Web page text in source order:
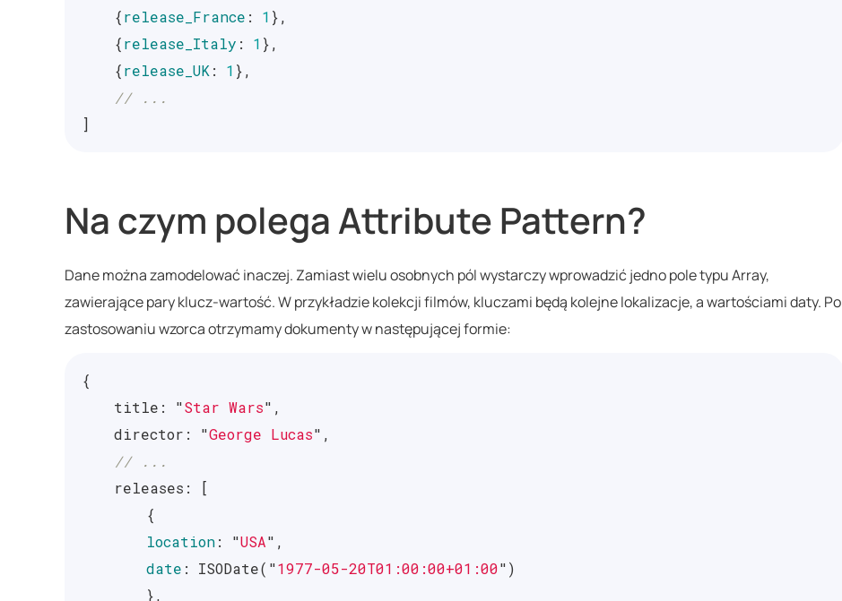
{release_France : 1 },
{release_Italy : 1 },
{release_UK : 1 },
// ...
]
Na czym polega Attribute Pattern?
Dane można zamodelować inaczej. Zamiast wielu osobnych pól wystarczy wprowadzić jedno pole typu Array,
zawierające pary klucz-wartość. W przykładzie kolekcji filmów, kluczami będą kolejne lokalizacje, a wartościami daty. Po
zastosowaniu wzorca otrzymamy dokumenty w następującej formie:
{
title : "Star Wars" ,
director : "George Lucas" ,
// ...
releases :
[
{
location: "USA" ,
date : ISODate( "1977-05-20T01:00:00+01:00")
},